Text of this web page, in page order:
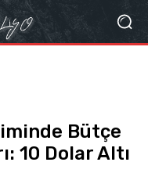
Bütçe
10 Dolar Altı